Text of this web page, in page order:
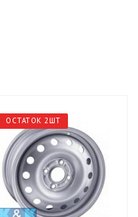
ОСТАТОК 2ШТ